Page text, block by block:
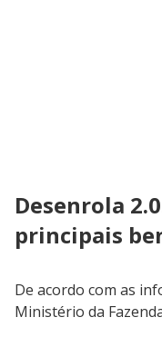
Desenrola
principais
De acordo com as
Ministério da